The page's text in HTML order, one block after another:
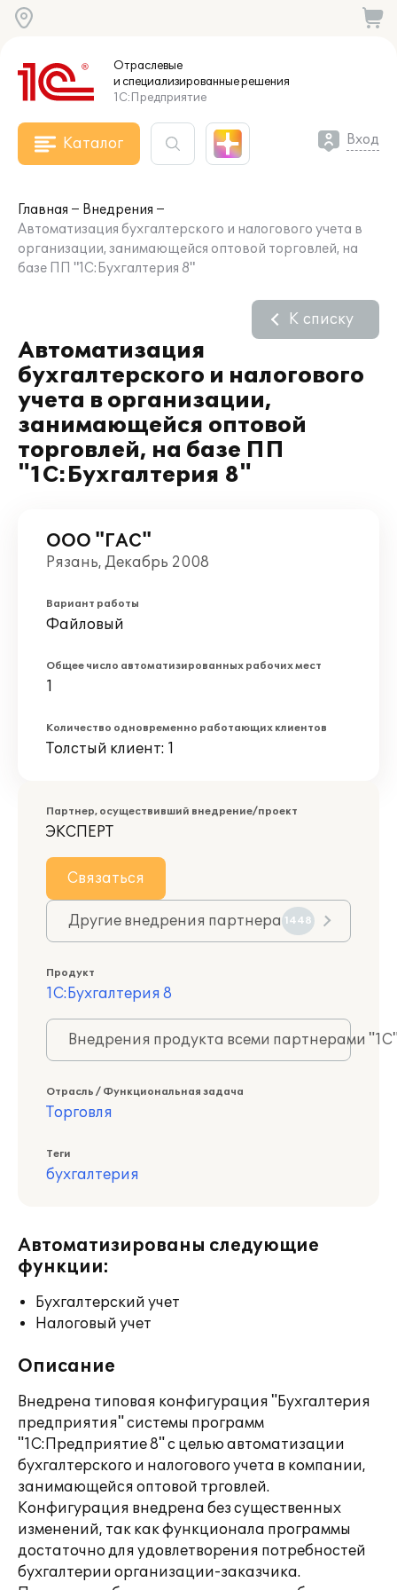
Отраслевые
и специализированныерешения
1С:Предприятие
Каталог Вход
Главная
Внедрения
Автоматизация бухгалтерского и налогового учета в
организации, занимающейся оптовой торговлей, на
базе ПП "1С:Бухгалтерия 8"
Автоматизация
бухгалтерского и налогового
учета в организации,
занимающейся оптовой
торговлей, на базе ПП
"1С:Бухгалтерия 8"
К списку
ООО "ГАС"
Рязань, Декабрь 2008
Вариант работы
Файловый
Общее число автоматизированных рабочих мест
1
Количество одновременно работающих клиентов
Толстый клиент: 1
Партнер, осуществивший внедрение/проект
ЭКСПЕРТ
Связаться
Другие внедрения партнера 1448
Продукт
1С:Бухгалтерия 8
Внедрения продукта всеми партнерами
Отрасль / Функциональная задача
Торговля
Теги
бухгалтерия
Автоматизированы следующие
функции:
Бухгалтерский учет
Налоговый учет
Описание
Внедрена типовая конфигурация "Бухгалтерия
предприятия" системы программ
"1С:Предприятие 8" с целью автоматизации
бухгалтерского и налогового учета в компании,
занимающейся оптовой трговлей.
Конфигурация внедрена без существенных
изменений, так как функционала программы
достаточно для удовлетворения потребностей
бухгалтерии организации-заказчика.